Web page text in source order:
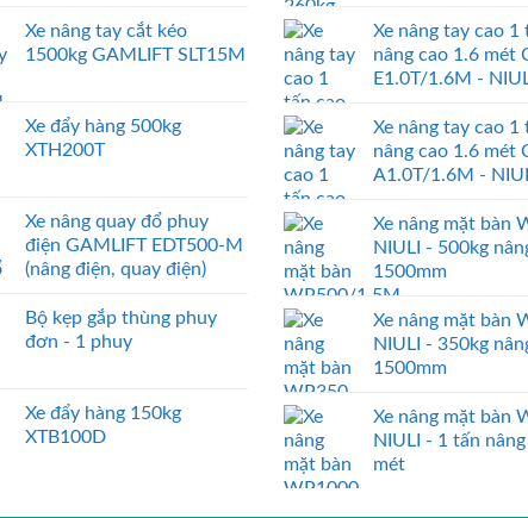
Xe nâng tay cắt kéo
1500kg GAMLIFT SLT15M
Xe đẩy hàng 500kg
XTH200T
Xe nâng quay đổ phuy
điện GAMLIFT EDT500-M
(nâng điện, quay điện)
Bộ kẹp gắp thùng phuy
đơn - 1 phuy
Xe đẩy hàng 150kg
XTB100D
Xe nâng tay cao 1
nâng cao 1.6 mét
E1.0T/1.6M -
Xe nâng tay cao 1
nâng cao 1.6 mét
A1.0T/1.6M -
Xe nâng mặt bàn
NIULI - 500kg
1500mm
Xe nâng mặt bàn
NIULI - 350kg
1500mm
Xe nâng mặt bàn
NIULI - 1 tấn nâng
mét